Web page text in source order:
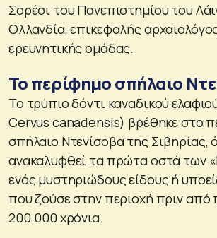
Σορέσι του Πανεπιστημίου του
Ολλανδία, επικεφαλής
ερευνητικής ομάδας.
Το περίφημο σπήλαιο
Το τρύπιο δόντι καναδικού
Cervus canadensis) βρέθηκε στο
σπήλαιο Ντενίσοβα της Σιβηρίας,
ανακαλυφθεί τα πρώτα οστά των
ενός μυστηριώδους είδους ή
που ζούσε στην περιοχή πριν από
200.000 χρόνια.